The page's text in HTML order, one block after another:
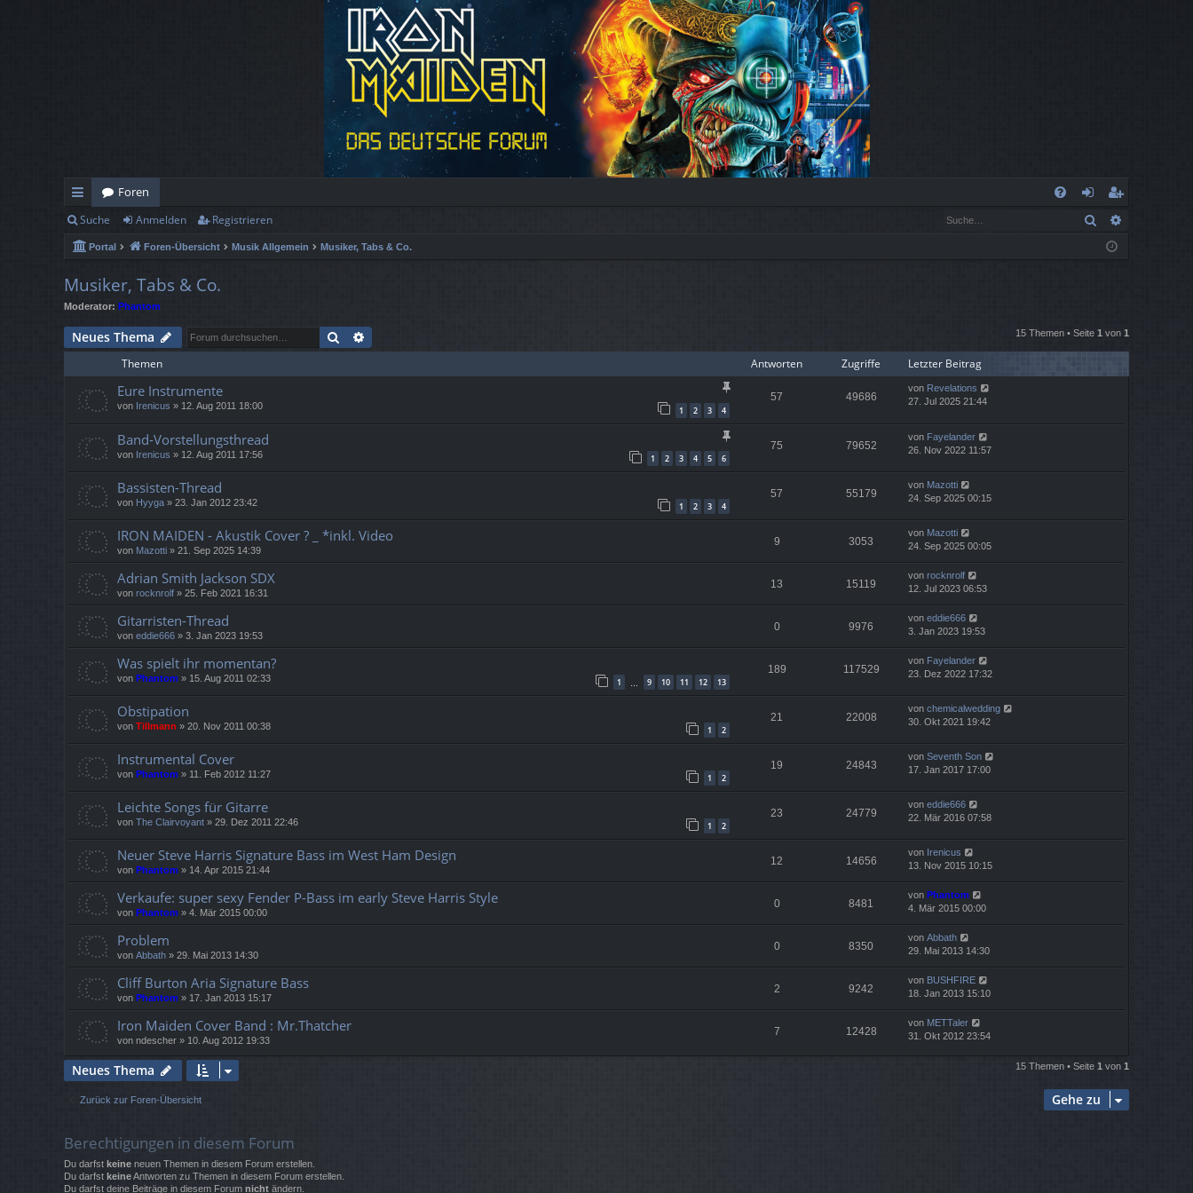
ch
ne
llz
ug
rif
Foren
n
n
eg
ist
n
Suche Anmelden Registrieren Suche
Portal Foren-Übersicht Musik Allgemein Musiker, Tabs & Co.
Musiker, Tabs & Co.
Moderator: Phantom
Neues Thema Suche 15 Themen • Seite 1 von 1
Themen Antworten Zugriffe Letzter Beitrag
Eure Instrumente
von Irenicus » 12. Aug 2011 18:00 1 2 3 4
57 49686
von Revelations
27. Jul 2025 21:44
Band-Vorstellungsthread
von Irenicus » 12. Aug 2011 17:56 1 2 3 4 5 6
75 79652
von Fayelander
26. Nov 2022 11:57
Bassisten-Thread
von Hyyga » 23. Jan 2012 23:42 1 2 3 4
57 55179
von Mazotti
24. Sep 2025 00:15
IRON MAIDEN - Akustik Cover ? _ *inkl. Video
von Mazotti » 21. Sep 2025 14:39
9 3053
von Mazotti
24. Sep 2025 00:05
Adrian Smith Jackson SDX
von rocknrolf » 25. Feb 2021 16:31
13 15119
von rocknrolf
12. Jul 2023 06:53
Gitarristen-Thread
von eddie666 » 3. Jan 2023 19:53
0 9976
von eddie666
3. Jan 2023 19:53
Was spielt ihr momentan?
von Phantom » 15. Aug 2011 02:33 1 9 10 11 12 13
189 117529
von Fayelander
23. Dez 2022 17:32
Obstipation
von Tillmann » 20. Nov 2011 00:38 1 2
21 22008
von chemicalwedding
30. Okt 2021 19:42
Instrumental Cover
von Phantom » 11. Feb 2012 11:27 1 2
19 24843
von Seventh Son
17. Jan 2017 17:00
Leichte Songs für Gitarre
von The Clairvoyant » 29. Dez 2011 22:46 1 2
23 24779
von eddie666
22. Mär 2016 07:58
Neuer Steve Harris Signature Bass im West Ham Design
von Phantom » 14. Apr 2015 21:44
12 14656
von Irenicus
13. Nov 2015 10:15
Verkaufe: super sexy Fender P-Bass im early Steve Harris Style
von Phantom » 4. Mär 2015 00:00
0 8481
von Phantom
4. Mär 2015 00:00
Problem
von Abbath » 29. Mai 2013 14:30
0 8350
von Abbath
29. Mai 2013 14:30
Cliff Burton Aria Signature Bass
von Phantom » 17. Jan 2013 15:17
2 9242
von BUSHFIRE
18. Jan 2013 15:10
Iron Maiden Cover Band : Mr.Thatcher
von ndescher » 10. Aug 2012 19:33
7 12428
von METTaler
31. Okt 2012 23:54
Neues Thema 15 Themen • Seite 1 von 1
Zurück zur Foren-Übersicht Gehe zu
Berechtigungen in diesem Forum
Du darfst keine neuen Themen in diesem Forum erstellen.
Du darfst keineAntworten zu Themen in diesem Forum erstellen.
Du darfst deine Beiträge in diesem Forum nicht ändern.